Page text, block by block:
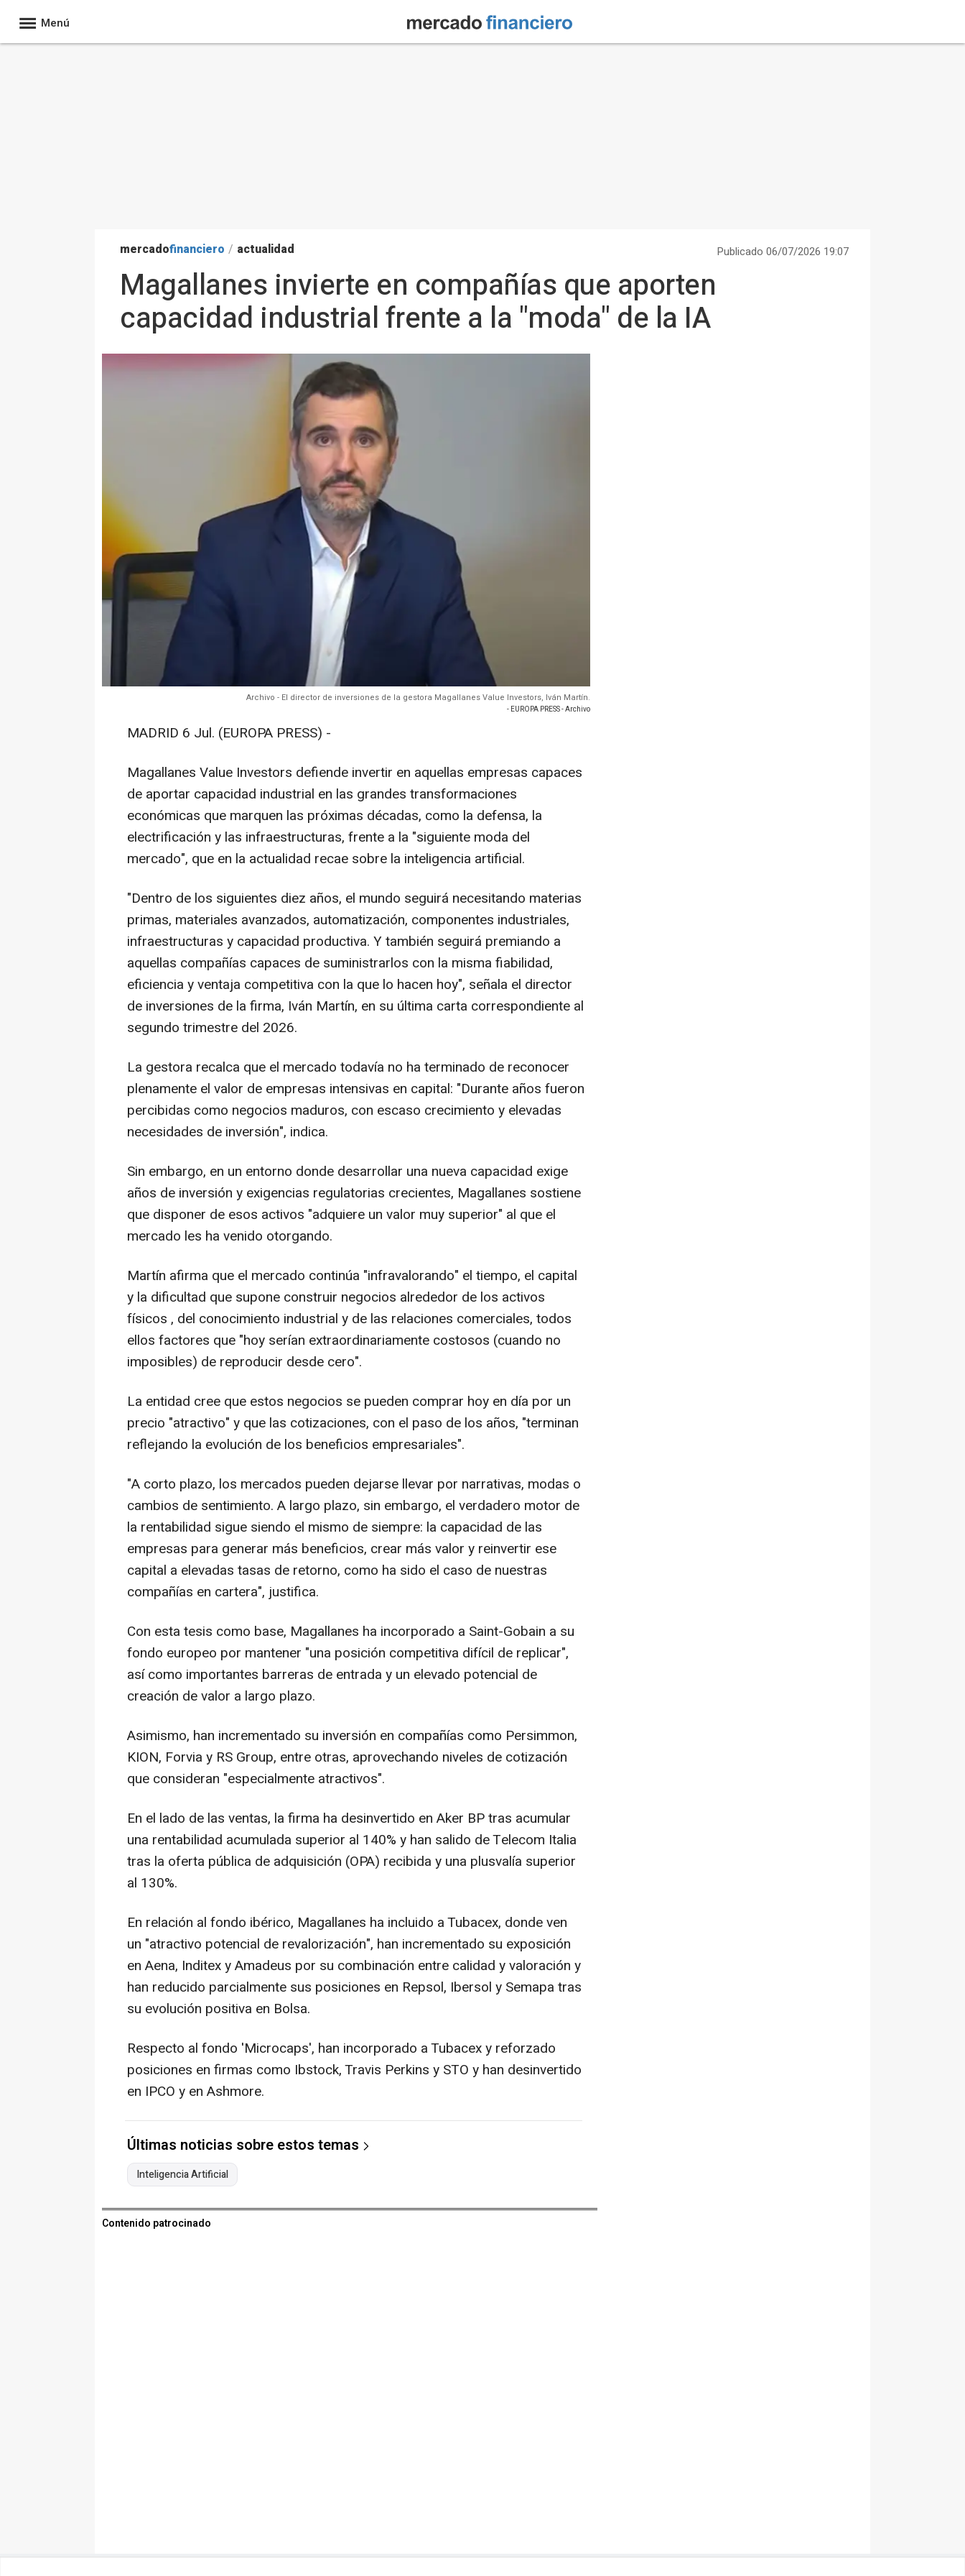
Menú
mercadofinanciero / actualidad Publicado 06/07/2026 19:07
Magallanes invierte en compañías que aporten
capacidad industrial frente a la "moda" de la IA
Archivo - El director de inversiones de la gestora Magallanes Value Investors, Iván Martín.
- EUROPA PRESS - Archivo
MADRID 6 Jul. (EUROPA PRESS) -
Magallanes Value Investors defiende invertir en aquellas empresas capaces
de aportar capacidad industrial en las grandes transformaciones
económicas que marquen las próximas décadas, como la defensa, la
electrificación y las infraestructuras, frente a la "siguiente moda del
mercado", que en la actualidad recae sobre la inteligencia artificial.
"Dentro de los siguientes diez años, el mundo seguirá necesitando materias
primas, materiales avanzados, automatización, componentes industriales,
infraestructuras y capacidad productiva. Y también seguirá premiando a
aquellas compañías capaces de suministrarlos con la misma fiabilidad,
eficiencia y ventaja competitiva con la que lo hacen hoy", señala el director
de inversiones de la firma, Iván Martín, en su última carta correspondiente al
segundo trimestre del 2026.
La gestora recalca que el mercado todavía no ha terminado de reconocer
plenamente el valor de empresas intensivas en capital: "Durante años fueron
percibidas como negocios maduros, con escaso crecimiento y elevadas
necesidades de inversión", indica.
Sin embargo, en un entorno donde desarrollar una nueva capacidad exige
años de inversión y exigencias regulatorias crecientes, Magallanes sostiene
que disponer de esos activos "adquiere un valor muy superior" al que el
mercado les ha venido otorgando.
Martín afirma que el mercado continúa "infravalorando" el tiempo, el capital
y la dificultad que supone construir negocios alrededor de los activos
físicos , del conocimiento industrial y de las relaciones comerciales, todos
ellos factores que "hoy serían extraordinariamente costosos (cuando no
imposibles) de reproducir desde cero".
La entidad cree que estos negocios se pueden comprar hoy en día por un
precio "atractivo" y que las cotizaciones, con el paso de los años, "terminan
reflejando la evolución de los beneficios empresariales".
"A corto plazo, los mercados pueden dejarse llevar por narrativas, modas o
cambios de sentimiento. A largo plazo, sin embargo, el verdadero motor de
la rentabilidad sigue siendo el mismo de siempre: la capacidad de las
empresas para generar más beneficios, crear más valor y reinvertir ese
capital a elevadas tasas de retorno, como ha sido el caso de nuestras
compañías en cartera", justifica.
Con esta tesis como base, Magallanes ha incorporado a Saint-Gobain a su
fondo europeo por mantener "una posición competitiva difícil de replicar",
así como importantes barreras de entrada y un elevado potencial de
creación de valor a largo plazo.
Asimismo, han incrementado su inversión en compañías como Persimmon,
KION, Forvia y RS Group, entre otras, aprovechando niveles de cotización
que consideran "especialmente atractivos".
En el lado de las ventas, la firma ha desinvertido en Aker BP tras acumular
una rentabilidad acumulada superior al 140% y han salido de Telecom Italia
tras la oferta pública de adquisición (OPA) recibida y una plusvalía superior
al 130%.
En relación al fondo ibérico, Magallanes ha incluido a Tubacex, donde ven
un "atractivo potencial de revalorización", han incrementado su exposición
en Aena, Inditex y Amadeus por su combinación entre calidad y valoración y
han reducido parcialmente sus posiciones en Repsol, Ibersol y Semapa tras
su evolución positiva en Bolsa.
Respecto al fondo 'Microcaps', han incorporado a Tubacex y reforzado
posiciones en firmas como Ibstock, Travis Perkins y STO y han desinvertido
en IPCO y en Ashmore.
Últimas noticias sobre estos temas
Inteligencia Artificial
Contenido patrocinado